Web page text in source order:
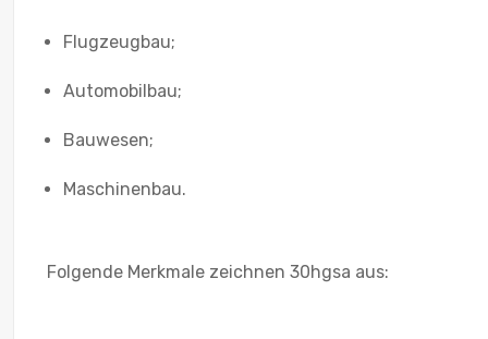
Flugzeugbau;
Automobilbau;
Bauwesen;
Maschinenbau.
Folgende Merkmale zeichnen 30hgsa aus: